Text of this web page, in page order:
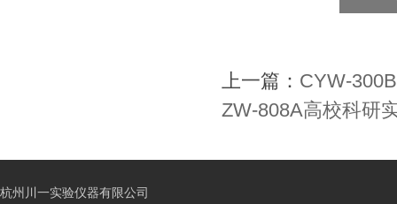
上一篇： CYW-
ZW-808A高校科研
杭州川一实验仪器有限公司